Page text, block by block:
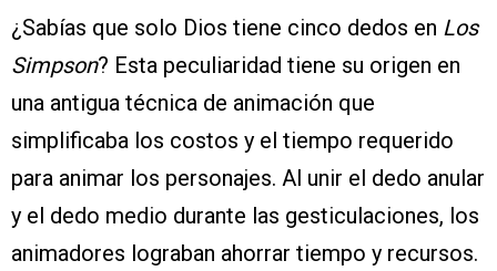
¿Sabías que solo Dios tiene cinco dedos en Los
Simpson? Esta peculiaridad tiene su origen en
una antigua técnica de animación que
simplificaba los costos y el tiempo requerido
para animar los personajes. Al unir el dedo anular
y el dedo medio durante las gesticulaciones, los
animadores lograban ahorrar tiempo y recursos.